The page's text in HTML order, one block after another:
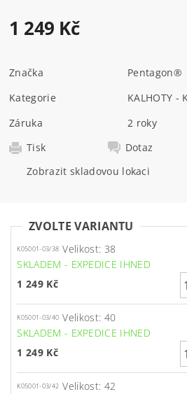
1 249 Kč
Značka
Pentagon®
Kategorie
KALHOTY -
Záruka
2 roky
Tisk
Dotaz
Zobrazit skladovou lokaci
ZVOLTE VARIANTU
K05001-03/38 Velikost: 38
SKLADEM - EXPEDICE IHNED
1 249 Kč
K05001-03/40 Velikost: 40
SKLADEM - EXPEDICE IHNED
1 249 Kč
K05001-03/42 Velikost: 42